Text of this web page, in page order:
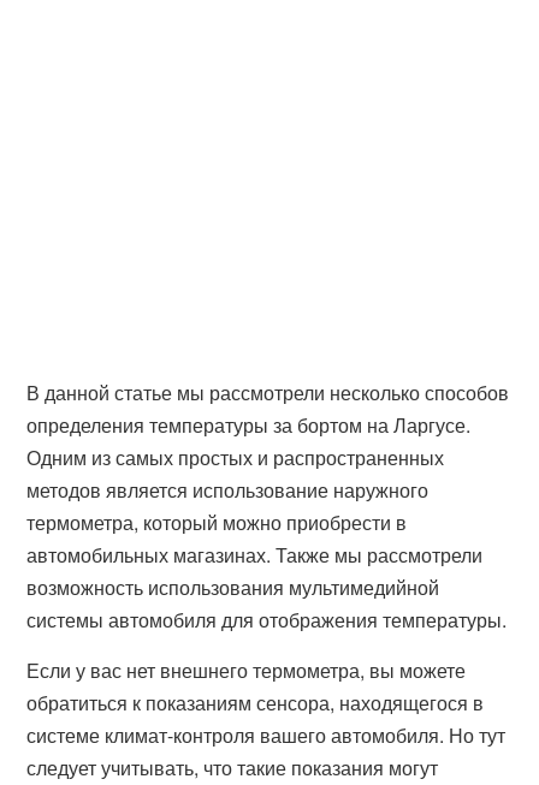
В данной статье мы рассмотрели несколько способов
определения температуры за бортом на Ларгусе.
Одним из самых простых и распространенных
методов является использование наружного
термометра, который можно приобрести в
автомобильных магазинах. Также мы рассмотрели
возможность использования мультимедийной
системы автомобиля для отображения температуры.
Если у вас нет внешнего термометра, вы можете
обратиться к показаниям сенсора, находящегося в
системе климат-контроля вашего автомобиля. Но тут
следует учитывать, что такие показания могут